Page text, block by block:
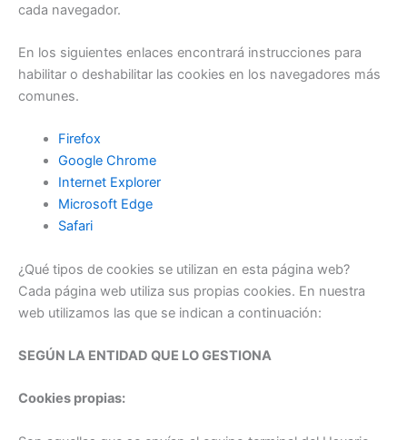
cada navegador.
En los siguientes enlaces encontrará instrucciones para
habilitar o deshabilitar las cookies en los navegadores más
comunes.
Firefox
Google Chrome
Internet Explorer
Microsoft Edge
Safari
¿Qué tipos de cookies se utilizan en esta página web?
Cada página web utiliza sus propias cookies. En nuestra
web utilizamos las que se indican a continuación:
SEGÚN LA ENTIDAD QUE LO GESTIONA
Cookies propias: